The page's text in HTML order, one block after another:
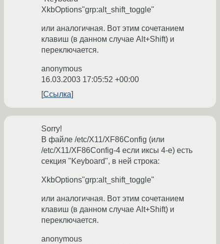
XkbOptions"grp:alt_shift_toggle"
или аналогичная. Вот этим сочетанием
клавиш (в данном случае Alt+Shift) и
переключается.
anonymous
16.03.2003 17:05:52 +00:00
Ссылка
Sorry!
В файле /etc/X11/XF86Config (или
/etc/X11/XF86Config-4 если иксы 4-е) есть
секция "Keyboard", в ней строка:
XkbOptions"grp:alt_shift_toggle"
или аналогичная. Вот этим сочетанием
клавиш (в данном случае Alt+Shift) и
переключается.
anonymous